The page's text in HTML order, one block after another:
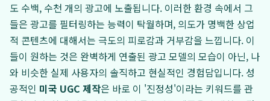
도 수백, 수천 개의 광고에 노출됩니다. 이러한 환경 속에서 그
들은 광고를 필터링하는 능력이 탁월하며, 의도가 명백한 상업
적 콘텐츠에 대해서는 극도의 피로감과 거부감을 느낍니다. 이
들이 원하는 것은 완벽하게 연출된 광고 모델의 모습이 아닌, 나
와 비슷한 실제 사용자의 솔직하고 현실적인 경험담입니다. 성
공적인 미국 UGC 제작은 바로 이 '진정성'이라는 키워드를 관